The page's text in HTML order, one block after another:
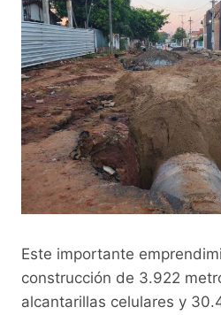
Este importante
construcción de 3.922
alcantarillas celulares y